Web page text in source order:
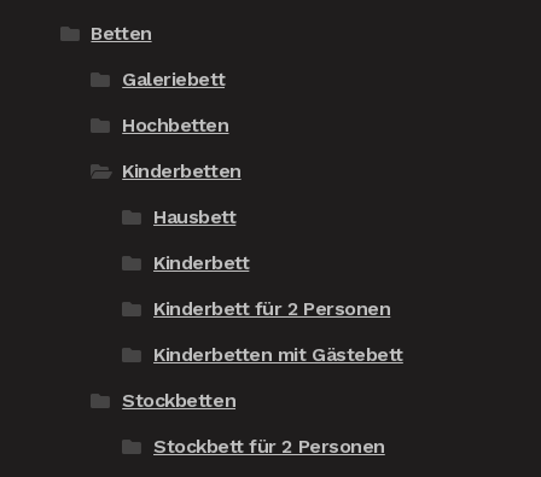
Betten
Galeriebett
Hochbetten
Kinderbetten
Hausbett
Kinderbett
Kinderbett für 2 Personen
Kinderbetten mit Gästebett
Stockbetten
Stockbett für 2 Personen